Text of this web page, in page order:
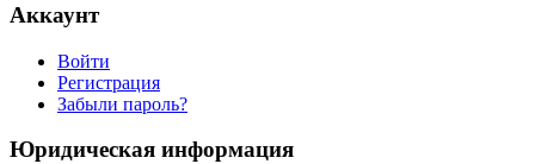
Аккаунт
Войти
Регистрация
Забыли пароль?
Юридическая информация